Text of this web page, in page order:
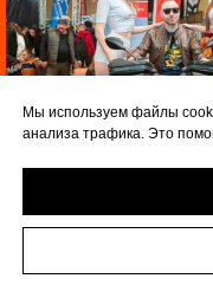
Мы используем файлы
анализа трафика. Это